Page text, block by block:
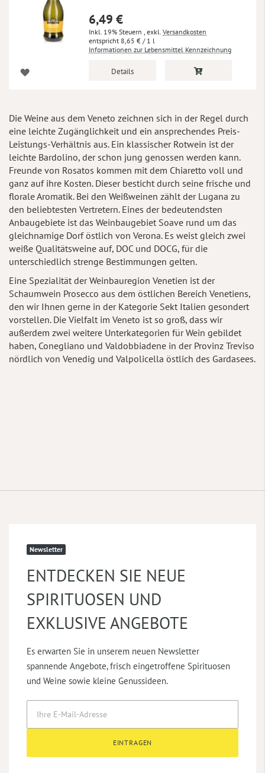
6,49 €
Inkl. 19% Steuern exkl. Versandkosten
8,65 € / 1 l
Informationen zur Lebensmittel Kennzeichnung
Details
Die Weine aus dem Veneto zeichnen sich in der Regel durch
eine leichte Zugänglichkeit und ein ansprechendes Preis-
Leistungs-Verhältnis aus. Ein klassischer Rotwein ist der
leichte Bardolino, der schon jung genossen werden kann.
Freunde von Rosatos kommen mit dem Chiaretto voll und
ganz auf ihre Kosten. Dieser besticht durch seine frische und
florale Aromatik. Bei den Weißweinen zählt der Lugana zu
den beliebtesten Vertretern. Eines der bedeutendsten
Anbaugebiete ist das Weinbaugebiet Soave rund um das
gleichnamige Dorf östlich von Verona. Es weist gleich zwei
weiße Qualitätsweine auf, DOC und DOCG, für die
unterschiedlich strenge Bestimmungen gelten.
Eine Spezialität der Weinbauregion Venetien ist der
Schaumwein Prosecco aus dem östlichen Bereich Venetiens,
den wir Ihnen gerne in der Kategorie Sekt Italien gesondert
vorstellen. Die Vielfalt im Veneto ist so groß, dass wir
außerdem zwei weitere Unterkategorien für Wein gebildet
haben, Conegliano und Valdobbiadene in der Provinz Treviso
nördlich von Venedig und Valpolicella östlich des Gardasees.
Newsletter
ENTDECKEN SIE NEUE
SPIRITUOSEN UND
EXKLUSIVE ANGEBOTE
Es erwarten Sie in unserem neuen Newsletter
spannende Angebote, frisch eingetroffene Spirituosen
und Weine sowie kleine Genussideen.
EINTRAGEN